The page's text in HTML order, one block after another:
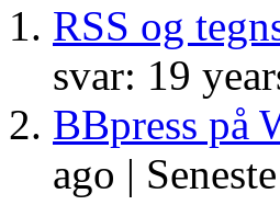
RSS og
svar: 19
BBpress på
ago |